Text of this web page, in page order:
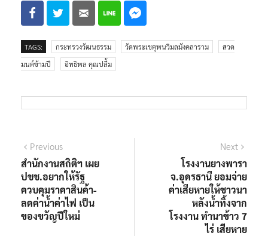
TAGS: กระทรวงวัฒนธรรม วัดพระเชตุพนวิมลมังคลาราม
สวด
มนต์ข้ามปี
อิทธิพล คุณปลื้ม
แนะแนว
เรื่อง
PreviousPrevious
post:
สำนักงานสถิติฯ เผย
ปชช.อยากให้รัฐ
ควบคุมราคาสินค้า-
ลดค่าน้ำค่าไฟ เป็น
ของขวัญปีใหม่
Next
post:
โรงงานยางพารา
จ.อุดรธานี ยอมจ่าย
ค่าเสียหายให้ชาวนา
หลังน้ำทิ้งจาก
โรงงาน ทำนาข้าว 7
ไร่ เสียหาย